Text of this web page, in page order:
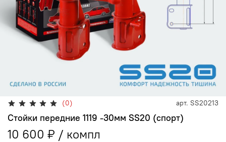
(0) арт. SS20213
Стойки передние 1119 -30мм SS20 (спорт)
10 600 ₽